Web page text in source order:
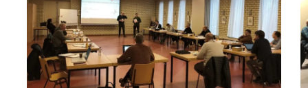
Werken bij